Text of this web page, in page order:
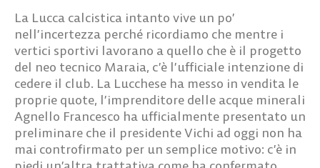
La Lucca calcistica intanto vive un po’
nell’incertezza perché ricordiamo che mentre i
vertici sportivi lavorano a quello che è il progetto
del neo tecnico Maraia, c’è l’ufficiale intenzione di
cedere il club. La Lucchese ha messo in vendita le
proprie quote, l’imprenditore delle acque minerali
Agnello Francesco ha ufficialmente presentato un
preliminare che il presidente Vichi ad oggi non ha
mai controfirmato per un semplice motivo: c’è in